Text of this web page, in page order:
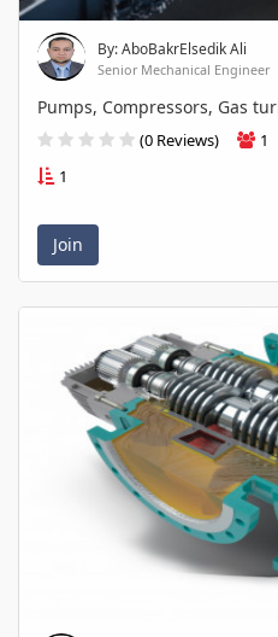
By: AboBakrElsedik Ali
Senior Mechanical Engineer
Pumps, Compressors, Gas
(0 Reviews) 1
1
Join